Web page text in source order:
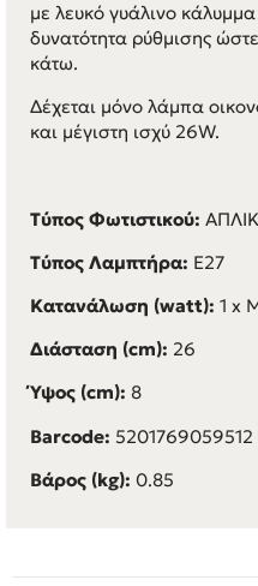
με λευκό γυάλινο
δυνατότητα ρύθμισης
κάτω.
Δέχεται μόνο λάμπα
και μέγιστη ισχύ 26W.
Τύπος Φωτιστικού:
Τύπος Λαμπτήρα: E27
Κατανάλωση (watt): 1 x
Διάσταση (cm): 26
Ύψος (cm): 8
Barcode: 5201769059512
Βάρος (kg): 0.85